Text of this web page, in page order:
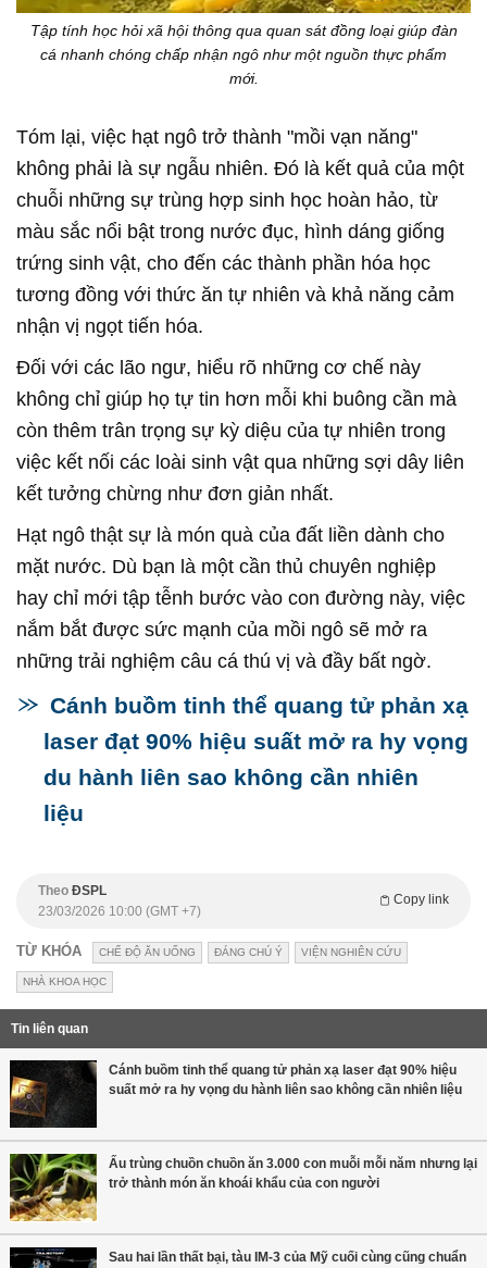
Tập tính học hỏi xã hội thông qua quan sát đồng loại giúp đàn
cá nhanh chóng chấp nhận ngô như một nguồn thực phẩm
mới.
Tóm lại, việc hạt ngô trở thành "mồi vạn năng"
không phải là sự ngẫu nhiên. Đó là kết quả của một
chuỗi những sự trùng hợp sinh học hoàn hảo, từ
màu sắc nổi bật trong nước đục, hình dáng giống
trứng sinh vật, cho đến các thành phần hóa học
tương đồng với thức ăn tự nhiên và khả năng cảm
nhận vị ngọt tiến hóa.
Đối với các lão ngư, hiểu rõ những cơ chế này
không chỉ giúp họ tự tin hơn mỗi khi buông cần mà
còn thêm trân trọng sự kỳ diệu của tự nhiên trong
việc kết nối các loài sinh vật qua những sợi dây liên
kết tưởng chừng như đơn giản nhất.
Hạt ngô thật sự là món quà của đất liền dành cho
mặt nước. Dù bạn là một cần thủ chuyên nghiệp
hay chỉ mới tập tễnh bước vào con đường này, việc
nắm bắt được sức mạnh của mồi ngô sẽ mở ra
những trải nghiệm câu cá thú vị và đầy bất ngờ.
Cánh buồm tinh thể quang tử phản xạ
laser đạt 90% hiệu suất mở ra hy vọng
du hành liên sao không cần nhiên
liệu
Theo ĐSPL
Copy link
23/03/2026 10:00 (GMT +7)
TỪ KHÓA CHẾ ĐỘ ĂN UỐNG ĐÁNG CHÚ Ý VIỆN NGHIÊN CỨU
NHÀ KHOA HỌC
Tin liên quan
Cánh buồm tinh thể quang tử phản xạ laser đạt 90% hiệu
suất mở ra hy vọng du hành liên sao không cần nhiên liệu
Ấu trùng chuồn chuồn ăn 3.000 con muỗi mỗi năm nhưng lại
trở thành món ăn khoái khẩu của con người
Sau hai lần thất bại, tàu IM-3 của Mỹ cuối cùng cũng chuẩn